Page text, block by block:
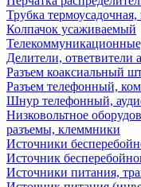
Трубка
Колпачок усаживаемый
Делители, ответвители
Разъем коаксиальный
Разъем телефонный,
Шнур телефонный,
Низковольтное
разъемы, клеммники
Источники
Источник
Источники питания,